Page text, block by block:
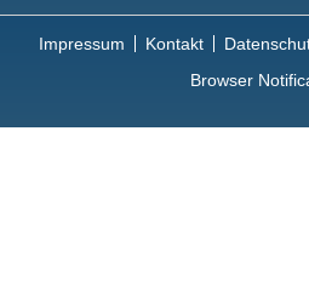
Impressum Kontakt
Browser